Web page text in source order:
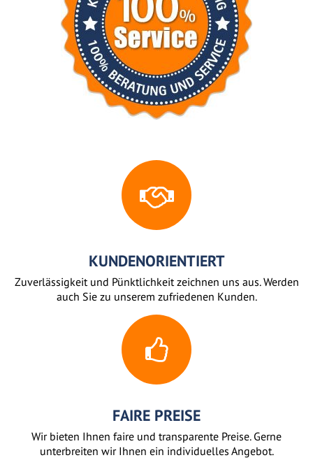
KUNDENORIENTIERT
Zuverlässigkeit und Pünktlichkeit zeichnen uns aus. Werden
auch Sie zu unserem zufriedenen Kunden.
FAIRE PREISE
Wir bieten Ihnen faire und transparente Preise. Gerne
unterbreiten wir Ihnen ein individuelles Angebot.